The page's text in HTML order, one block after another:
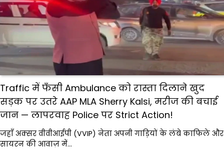
Traffic में फँसी Ambulance को रास्ता दिलाने खुद
सड़क पर उतरे AAP MLA Sherry Kalsi, मरीज की बचाई
जान — लापरवाह Police पर Strict Action!
जहाँ अक्सर वीवीआईपी (VVIP) नेता अपनी गाड़ियों के लंबे काफिले और
सायरन की आवाज़ में…